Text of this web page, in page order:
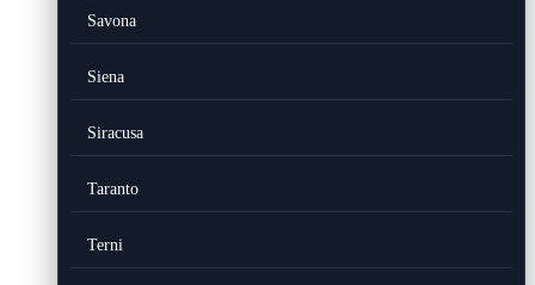
Savona
Siena
Siracusa
Taranto
Terni